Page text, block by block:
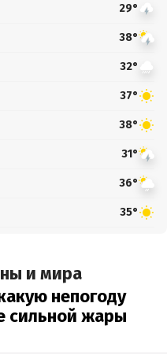
29°
38°
32°
37°
38°
31°
36°
35°
и мира
непогоду
сильной жары